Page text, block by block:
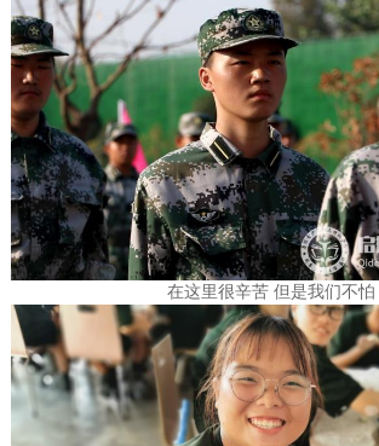
在这里很辛苦 但是我们不怕